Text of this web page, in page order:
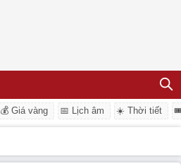
💰 Giá vàng 📅 Lịch âm ☀️ Thời tiết